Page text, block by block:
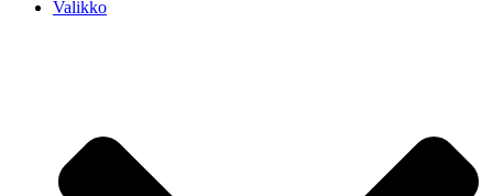
Valikko